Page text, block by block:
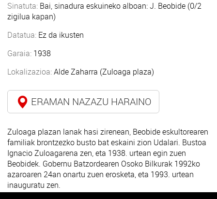
Sinatuta: Bai, sinadura eskuineko alboan: J. Beobide (0/2
zigilua kapan)
Datatua: Ez da ikusten
Garaia: 1938
Lokalizazioa:Alde Zaharra (Zuloaga plaza)
ERAMAN NAZAZU HARAINO
Zuloaga plazan lanak hasi zirenean, Beobide eskultorearen
familiak brontzezko busto bat eskaini zion Udalari. Bustoa
Ignacio Zuloagarena zen, eta 1938. urtean egin zuen
Beobidek. Gobernu Batzordearen Osoko Bilkurak 1992ko
azaroaren 24an onartu zuen erosketa, eta 1993. urtean
inauguratu zen.